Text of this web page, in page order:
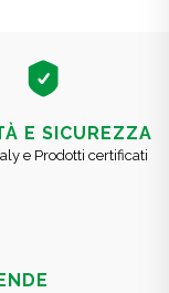
E SICUREZZA
e Prodotti certificati